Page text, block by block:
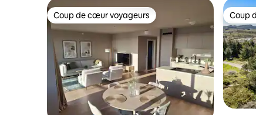
Coup de cœur voyageurs
Coup de cœur voyageurs Coup
Coup